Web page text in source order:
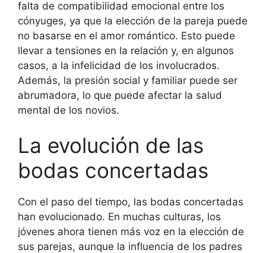
falta de compatibilidad emocional entre los
cónyuges, ya que la elección de la pareja puede
no basarse en el amor romántico. Esto puede
llevar a tensiones en la relación y, en algunos
casos, a la infelicidad de los involucrados.
Además, la presión social y familiar puede ser
abrumadora, lo que puede afectar la salud
mental de los novios.
La evolución de las
bodas concertadas
Con el paso del tiempo, las bodas concertadas
han evolucionado. En muchas culturas, los
jóvenes ahora tienen más voz en la elección de
sus parejas, aunque la influencia de los padres